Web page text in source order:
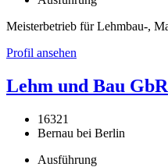
Meisterbetrieb für Lehmbau-,
Profil ansehen
Lehm und Bau GbR
16321
Bernau bei Berlin
Ausführung